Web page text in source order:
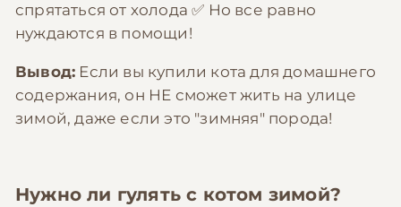
спрятаться от холода ✅ Но все равно
нуждаются в помощи!
Вывод: Если вы купили кота для домашнего
содержания, он НЕ сможет жить на улице
зимой, даже если это "зимняя" порода!
Нужно ли гулять с котом зимой?